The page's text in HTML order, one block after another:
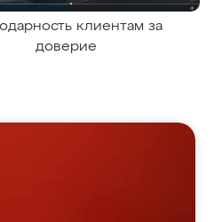
клиентам за
доверие